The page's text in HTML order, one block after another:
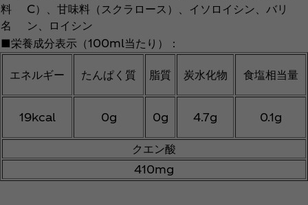
料
名
C）、甘味料（スクラロース）、イソロイシン、バリ
ン、ロイシン
■栄養成分表示（100ml当たり）：
エネルギー たんぱく質 脂質 炭水化物 食塩相当量
19kcal 0g 0g 4.7g 0.1g
クエン酸
410mg